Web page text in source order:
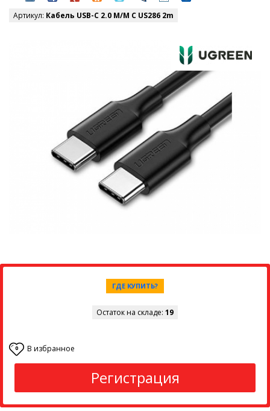
Артикул: Кабель USB-C 2.0 M/M C US286 2m
ГДЕ КУПИТЬ?
Остаток на складе: 19
0 В избранное
Регистрация